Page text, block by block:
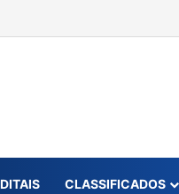
vexatórios em grupo de
CLASSIFICADOS